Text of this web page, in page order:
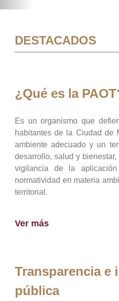
DESTACADOS
¿Qué es la
Es un organismo que
habitantes de la Ciudad de
ambiente adecuado y un
desarrollo, salud y
vigilancia de la
normatividad en materia
territorial.
Ver más
Transparencia e
pública